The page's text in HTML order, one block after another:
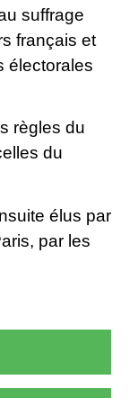
suffrage
français et
électorales
règles du
du
élus par
par les